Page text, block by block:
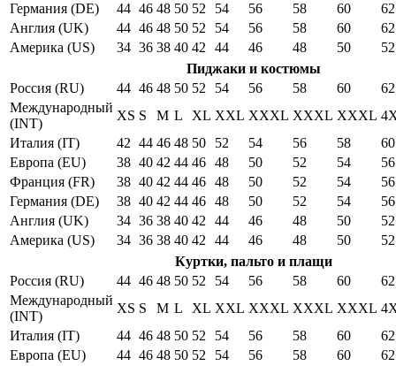
Германия (DE)
44 46 48 50 52 54 56 58 60
62
Англия (UK)
44 46 48 50 52 54 56 58 60
62
Америка (US)
34 36 38 40 42 44 46 48 50
52
Пиджаки и костюмы
Россия (RU)
44 46 48 50 52 54 56 58 60
62
Международный
(INT)
XS S M L XL XXL XXXL XXXL XXXL
Италия (IT)
42 44 46 48 50 52 54 56 58
60
Европа (EU)
38 40 42 44 46 48 50 52 54
56
Франция (FR)
38 40 42 44 46 48 50 52 54
56
Германия (DE)
38 40 42 44 46 48 50 52 54
56
Англия (UK)
34 36 38 40 42 44 46 48 50
52
Америка (US)
34 36 38 40 42 44 46 48 50
52
Куртки, пальто и плащи
Россия (RU)
44 46 48 50 52 54 56 58 60
62
Международный
(INT)
XS S M L XL XXL XXXL XXXL XXXL
Италия (IT)
44 46 48 50 52 54 56 58 60
62
Европа (EU)
44 46 48 50 52 54 56 58 60
62